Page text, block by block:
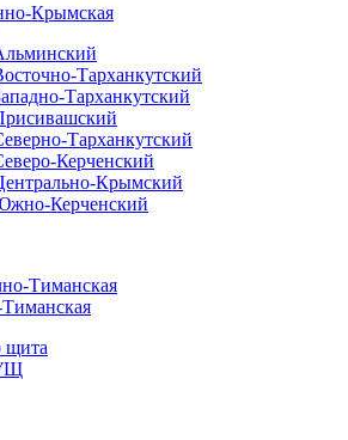
Крымская
Тарханкутский
Тарханкутский
Тарханкутский
Керченский
Крымский
Керченский
Тиманская
щита